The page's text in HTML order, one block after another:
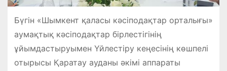
Бүгін «Шымкент қаласы кәсіподақтар орталығы»
аумақтық кәсіподақтар бірлестігінің
ұйымдастыруымен Үйлестіру кеңесінің көшпелі
отырысы Қаратау ауданы әкімі аппараты